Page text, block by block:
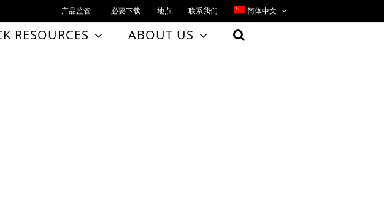
产品监管 必要下载 地点 联系我们 简体中文
RESOURCES ABOUT US